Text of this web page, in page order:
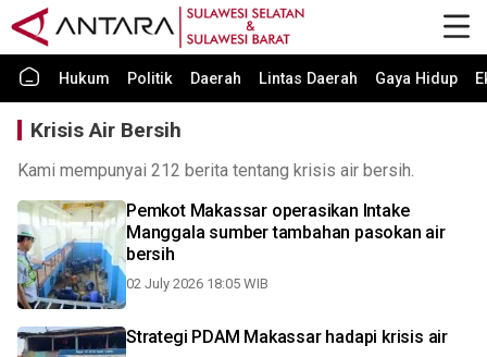
Hukum Politik Daerah Lintas Daerah Gaya Hidup
Krisis Air Bersih
Kami mempunyai 212 berita tentang krisis air bersih.
Pemkot Makassar operasikan Intake
Manggala sumber tambahan pasokan air
bersih
02 July 2026 18:05 WIB
Strategi PDAM Makassar hadapi krisis air